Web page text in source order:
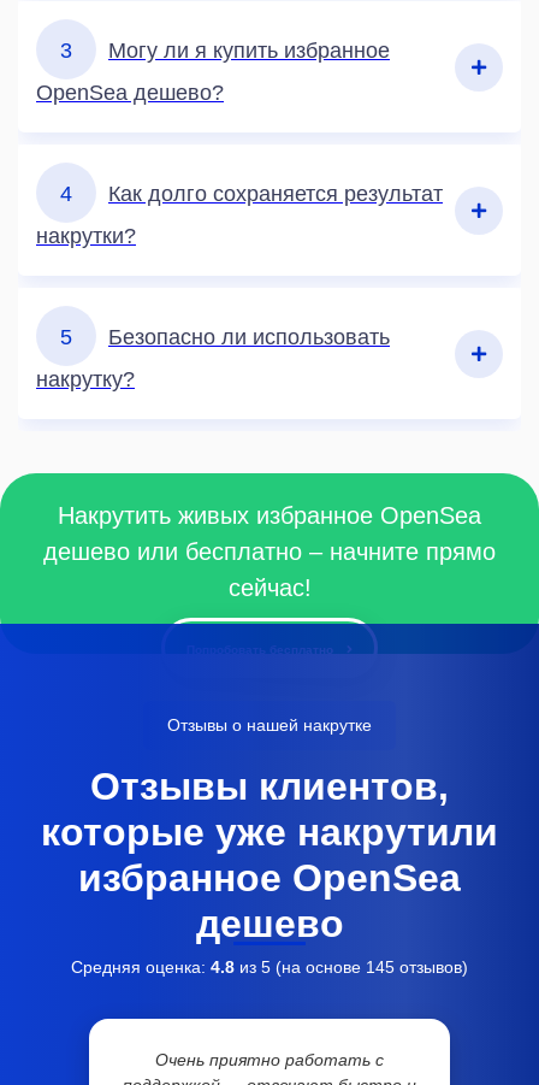
3
Могу ли я купить избранное
OpenSea дешево?
4
Как долго сохраняется результат
накрутки?
5
Безопасно ли использовать
накрутку?
Накрутить живых избранное OpenSea
дешево или бесплатно – начните прямо
сейчас!
Попробовать бесплатно
Отзывы о нашей накрутке
Отзывы клиентов,
которые уже накрутили
избранное OpenSea
дешево
Средняя оценка: 4.8 из 5 (на основе 145 отзывов)
Очень приятно работать с